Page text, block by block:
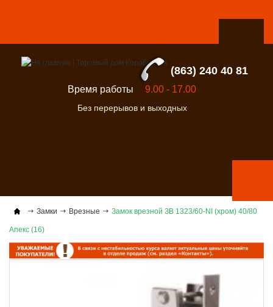
(863) 240 40 81
Время работы 9.00 - 17.00
Без перерывов и выходных
Замки Врезные Замок врезной ЗВ 1323/60-NI (хром) 40/80
Апекс (16)